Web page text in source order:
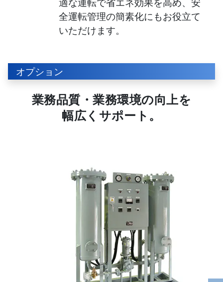
適な運転で省エネ効果を高め、安
全運転管理の簡素化にもお役立て
いただけます。
オプション
業務品質・業務環境の向上を
幅広くサポート。